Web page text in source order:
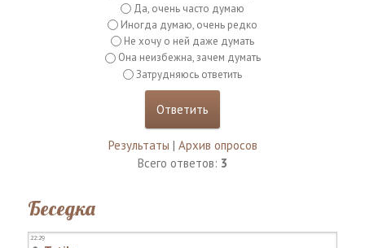
Да, очень часто думаю
Иногда думаю, очень редко
Не хочу о ней даже думать
Она неизбежна, зачем думать
Затрудняюсь ответить
Результаты | Архив опросов
Всего ответов: 3
Беседка